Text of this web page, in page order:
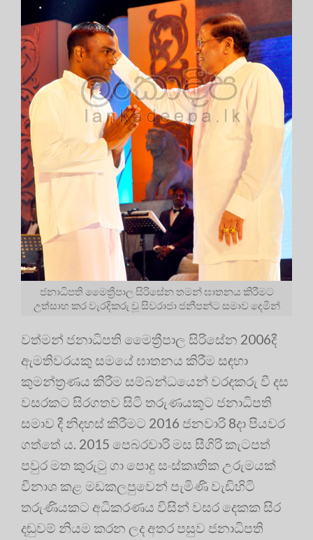
ජනාධිපති මෛත්‍රීපාල සිරිසේන තමන් ඝාතනය කිරීමට
උත්සාහ කර වැරදිකරු වූ සිවරාජා ජනීපන්ට සමාව දෙමින්
වත්මන් ජනාධිපති මෛත්‍රීපාල සිරිසේන 2006දී
ඇමතිවරයකු සමයේ ඝාතනය කිරීම සඳහා
කුමන්ත්‍රණය කිරීම සම්බන්ධයෙන් වරදකරු වී දස
වසරකට සිරගතව සිටි තරුණයකුට ජනාධිපති
සමාව දී නිදහස් කිරීමට 2016 ජනවාරි 8දා පියවර
ගත්තේ ය. 2015 පෙබරවාරි මස සීගිරි කැටපත්
පවුර මත කුරුටු ගා පොදු සංස්කෘතික උරුමයක්
විනාශ කළ මඩකලපුවෙන් පැමිණි වැඩිහිටි
තරුණියකට අධිකරණය විසින් වසර දෙකක සිර
දඬුවම් නියම කරන ලද අතර පසුව ජනාධිපති